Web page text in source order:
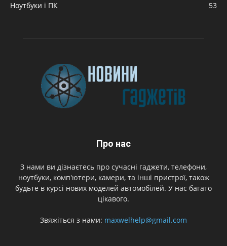
Ноутбуки і ПК
53
Про нас
З нами ви дізнаєтесь про сучасні гаджети, телефони,
ноутбуки, комп'ютери, камери, та інші пристрої, також
будьте в курсі нових моделей автомобілей. У нас багато
цікавого.
Звяжіться з нами: maxwelhelp@gmail.com